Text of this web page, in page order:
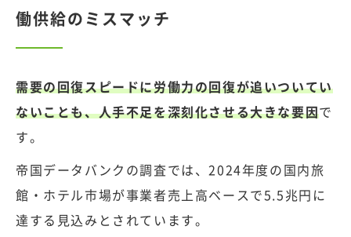
働供給のミスマッチ
需要の回復スピードに労働力の回復が追いついてい
ないことも、人手不足を深刻化させる大きな要因で
す。
帝国データバンクの調査では、2024年度の国内旅
館・ホテル市場が事業者売上高ベースで5.5兆円に
達する見込みとされています。